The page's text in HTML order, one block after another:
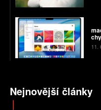
11.
Nejnovější články